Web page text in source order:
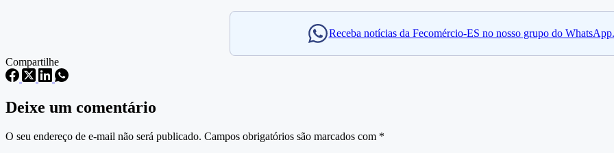
Receba notícias da Fecomércio-ES no nosso grupo do WhatsApp.
Compartilhe
Deixe um comentário
O seu endereço de e-mail não será publicado. Campos obrigatórios são marcados com *